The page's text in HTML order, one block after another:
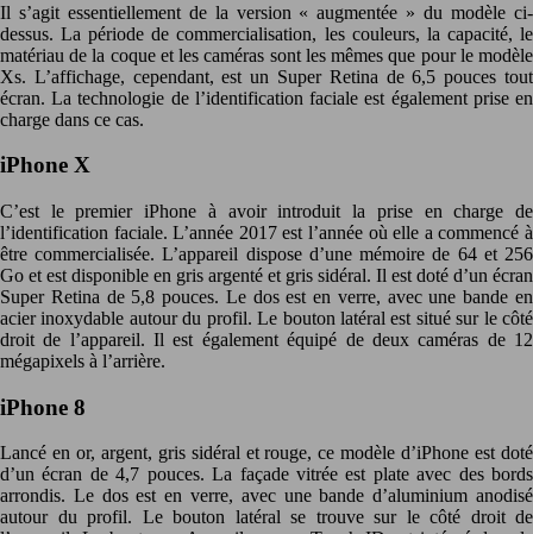
Il s’agit essentiellement de la version « augmentée » du modèle ci-
dessus. La période de commercialisation, les couleurs, la capacité, le
matériau de la coque et les caméras sont les mêmes que pour le modèle
Xs. L’affichage, cependant, est un Super Retina de 6,5 pouces tout
écran. La technologie de l’identification faciale est également prise en
charge dans ce cas.
iPhone X
C’est le premier iPhone à avoir introduit la prise en charge de
l’identification faciale. L’année 2017 est l’année où elle a commencé à
être commercialisée. L’appareil dispose d’une mémoire de 64 et 256
Go et est disponible en gris argenté et gris sidéral. Il est doté d’un écran
Super Retina de 5,8 pouces. Le dos est en verre, avec une bande en
acier inoxydable autour du profil. Le bouton latéral est situé sur le côté
droit de l’appareil. Il est également équipé de deux caméras de 12
mégapixels à l’arrière.
iPhone 8
Lancé en or, argent, gris sidéral et rouge, ce modèle d’iPhone est doté
d’un écran de 4,7 pouces. La façade vitrée est plate avec des bords
arrondis. Le dos est en verre, avec une bande d’aluminium anodisé
autour du profil. Le bouton latéral se trouve sur le côté droit de